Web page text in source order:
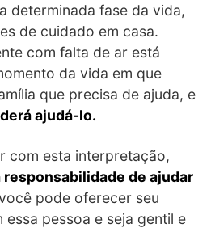
determinada fase da vida,
de cuidado em casa.
com falta de ar está
da vida em que
que precisa de ajuda, e
ajudá-lo.
com esta interpretação,
responsabilidade de ajudar
pode oferecer seu
pessoa e seja gentil e